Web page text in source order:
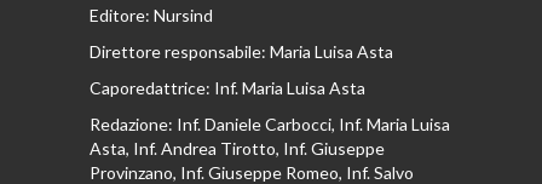
Editore: Nursind
Direttore responsabile: Maria Luisa Asta
Caporedattrice: Inf. Maria Luisa Asta
Redazione: Inf. Daniele Carbocci, Inf. Maria Luisa
Asta, Inf. Andrea Tirotto, Inf. Giuseppe
Provinzano, Inf. Giuseppe Romeo, Inf. Salvo